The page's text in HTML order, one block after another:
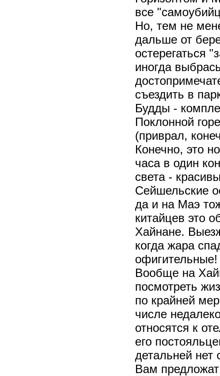
все
Но, тем не
дальше от
остерегаться
иногда
съездить в
Будды -
Поклонной
(приврал,
Конечно, это
часа в один
света -
Сейшельские
да и на Маэ
китайцев это
Хайнане.
когда жара
Вообще на
посмотреть
по крайней
числе
относятся к
его
детальней нет
Вам